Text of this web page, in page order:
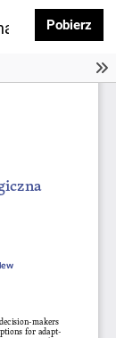
Szwecji na
Pobierz